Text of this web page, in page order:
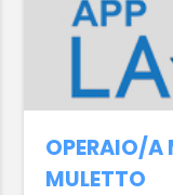
OPERAIO/A
MULETTO